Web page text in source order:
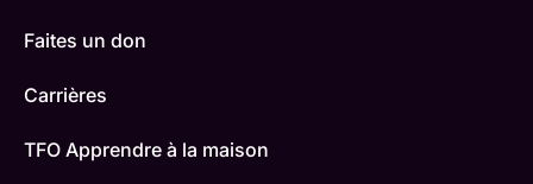
Faites un don
Carrières
TFO Apprendre à la maison